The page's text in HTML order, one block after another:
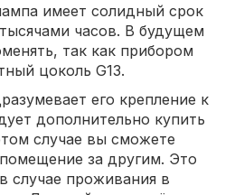
имеет солидный срок
часов. В будущем
так как прибором
цоколь G13.
его крепление к
дополнительно купить
случае вы сможете
за другим. Это
случае проживания в